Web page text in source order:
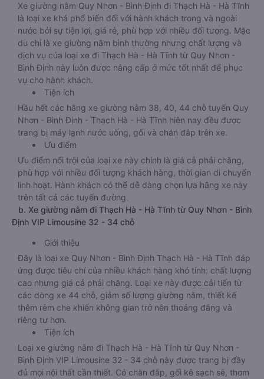
Xe giường nằm Quy Nhơn - Bình Định đi Thạch Hà - Hà Tĩnh
là loại xe khá phổ biến đối với hành khách trong và ngoài
nước bởi sự tiện lợi, giá rẻ, phù hợp với nhiều đối tượng. Mặc
dù chỉ là xe giường nằm bình thường nhưng chất lượng và
dịch vụ của loại xe đi Thạch Hà - Hà Tĩnh từ Quy Nhơn -
Bình Định này luôn được nâng cấp ở mức tốt nhất để phục
vụ cho hành khách.
Tiện ích
Hầu hết các hãng xe giường nằm 38, 40, 44 chỗ tuyến Quy
Nhơn - Bình Định - Thạch Hà - Hà Tĩnh hiện nay đều được
trang bị máy lạnh nước uống, gối và chăn đắp trên xe.
Ưu điểm
Ưu điểm nổi trội của loại xe này chính là giá cả phải chăng,
phù hợp với nhiều đối tượng khách hàng, thời gian di chuyển
linh hoạt. Hành khách có thể dễ dàng chọn lựa hãng xe này
trên tất cả các tuyến đường.
b. Xe giường nằm đi Thạch Hà - Hà Tĩnh từ Quy Nhơn - Bình
Định VIP Limousine 32 - 34 chỗ
Giới thiệu
Đây là loại xe Quy Nhơn - Bình Định Thạch Hà - Hà Tĩnh đáp
ứng được tiêu chí của nhiều khách hàng khó tính: chất lượng
cao nhưng giá cả phải chăng. Loại xe này được cải tiến từ
các dòng xe 44 chỗ, giảm số lượng giường nằm, thiết kế
thêm rèm che khiến không gian trở nên thoáng đãng và
riêng tư hơn.
Tiện ích
Loại xe giường nằm đi Thạch Hà - Hà Tĩnh từ Quy Nhơn -
Bình Định VIP Limousine 32 - 34 chỗ này được trang bị đầy
đủ mọi nội thất cần thiết. Có chăn đắp, gối kê sạch sẽ, thơm